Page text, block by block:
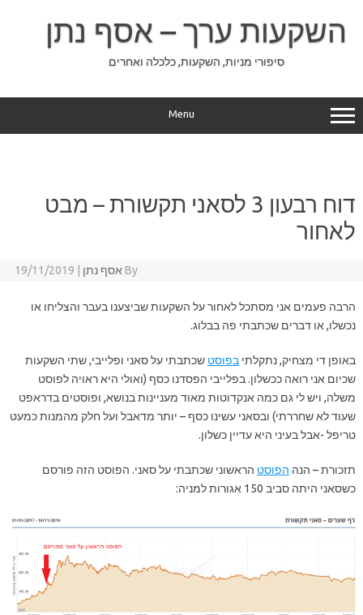
השקעות ערך – אסף נתן
סיפורי מניות, השקעות, כלכלה ואחרים
Menu
דוח רבעון 3 לסאני תקשורת – מבט
לאחור
By אסף נתן 19/11/2019
הרבה פעמים אני מסתכל לאחור על השקעות שביצענו בעבר והצליחו או
נכשלו, או דברים שכתבתי פה בבלוג.
באופן די מצחיק, נתקלתיבפוסטשכתבתי על סאני ופלייבי, שתי השקעות
שכיום אני רואה ככשלון. בפלייבי הפסדנו כסף (ואולי היא ראויה לפוסט
משלה, ויש לי גם כמה אנקדוטות מאוד מעניינות בנושא, ופוסטים בדראפט
שעוד לא שחררתי) ובסאני עשינו כסף – יותר מדאבל ועל חלק מהמנות כמעט
טריפל -אבל בעיני היא עדיין כשלון.
תזכורת – הנההפוסטהראשוני שכתבתי על סאני. הפוסט הזה פורסם
כשסאני היתה סביב 150 אגורות למניה: